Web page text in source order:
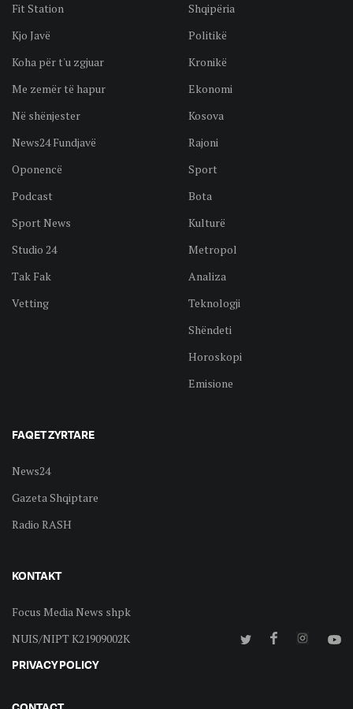
Fit Station
Kjo Javë
Koha për t'u zgjuar
Me zemër të hapur
Në shënjester
News24 Fundjavë
Oponencë
Podcast
Sport News
Studio 24
Tak Fak
Vetting
Shqipëria
Politikë
Kronikë
Ekonomi
Kosova
Rajoni
Sport
Bota
Kulturë
Metropol
Analiza
Teknologji
Shëndeti
Horoskopi
Emisione
FAQET ZYRTARE
News24
Gazeta Shqiptare
Radio RASH
KONTAKT
Focus Media News shpk
NUIS/NIPT K21909002K
PRIVACY POLICY